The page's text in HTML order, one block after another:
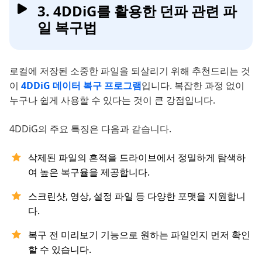
3. 4DDiG를 활용한 던파 관련 파
일 복구법
로컬에 저장된 소중한 파일을 되살리기 위해 추천드리는 것
이 4DDiG 데이터 복구 프로그램입니다. 복잡한 과정 없이
누구나 쉽게 사용할 수 있다는 것이 큰 강점입니다.
4DDiG의 주요 특징은 다음과 같습니다.
삭제된 파일의 흔적을 드라이브에서 정밀하게 탐색하
여 높은 복구율을 제공합니다.
스크린샷, 영상, 설정 파일 등 다양한 포맷을 지원합니
다.
복구 전 미리보기 기능으로 원하는 파일인지 먼저 확인
할 수 있습니다.